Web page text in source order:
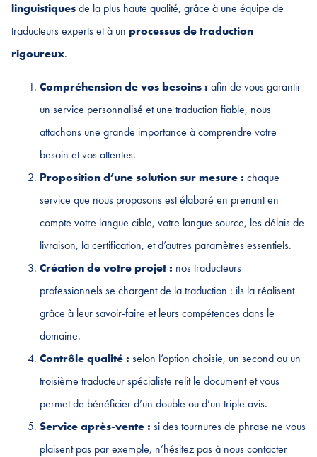
linguistiquesde la plus haute qualité, grâce à une équipe de
traducteurs experts et à un processus de traduction
rigoureux.
Compréhension de vos besoins : afin de vous garantir
un service personnalisé et une traduction fiable, nous
attachons une grande importance à comprendre votre
besoin et vos attentes.
Proposition d’une solution sur mesure : chaque
service que nous proposons est élaboré en prenant en
compte votre langue cible, votre langue source, les délais de
livraison, la certification, et d’autres paramètres essentiels.
Création de votre projet : nos traducteurs
professionnels se chargent de la traduction : ils la réalisent
grâce à leur savoir-faire et leurs compétences dans le
domaine.
Contrôle qualité : selon l’option choisie, un second ou un
troisième traducteur spécialiste relit le document et vous
permet de bénéficier d’un double ou d’un triple avis.
Service après-vente : si des tournures de phrase ne vous
plaisent pas par exemple, n’hésitez pas à nous contacter